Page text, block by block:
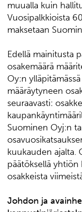
muualla kuin
Vuosipalkkioista
maksetaan
Edellä mainitusta
osakemäärä
Oy:n
määräytyneen
seuraavasti:
Suominen Oyj:n
kuukauden ajalta.
päätöksellä yhtiön
osakkeista
Johdon ja